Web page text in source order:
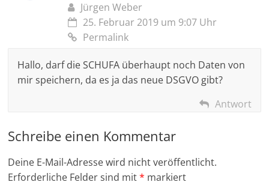
Jürgen Weber
25. Februar 2019 um 9:07 Uhr
Permalink
Hallo, darf die SCHUFA überhaupt noch Daten von
mir speichern, da es ja das neue DSGVO gibt?
Antwort
Schreibe einen Kommentar
Deine E-Mail-Adresse wird nicht veröffentlicht.
Erforderliche Felder sind mit* markiert